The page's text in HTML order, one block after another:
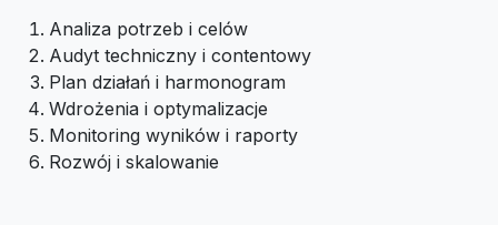
Analiza potrzeb i celów
Audyt techniczny i contentowy
Plan działań i harmonogram
Wdrożenia i optymalizacje
Monitoring wyników i raporty
Rozwój i skalowanie